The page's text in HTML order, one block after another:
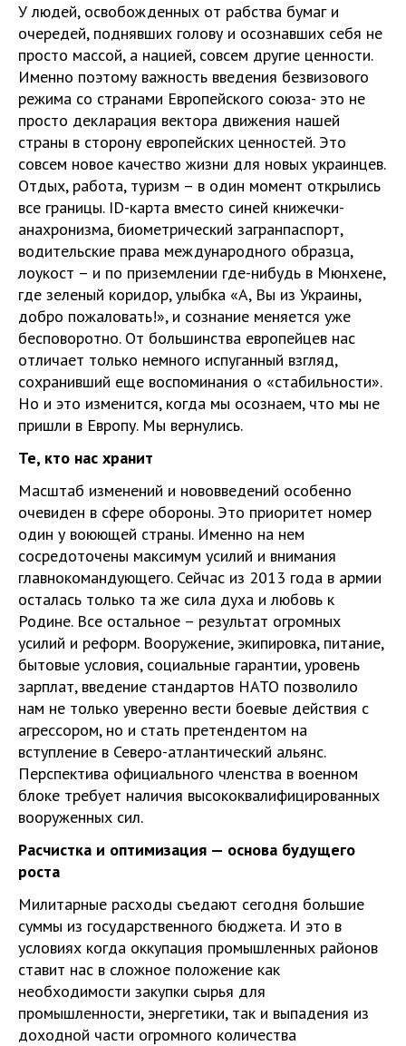
У людей, освобожденных от рабства бумаг и
очередей, поднявших голову и осознавших себя не
просто массой, а нацией, совсем другие ценности.
Именно поэтому важность введения безвизового
режима со странами Европейского союза- это не
просто декларация вектора движения нашей
страны в сторону европейских ценностей. Это
совсем новое качество жизни для новых украинцев.
Отдых, работа, туризм – в один момент открылись
все границы. ID-карта вместо синей книжечки-
анахронизма, биометрический загранпаспорт,
водительские права международного образца,
лоукост – и по приземлении где-нибудь в Мюнхене,
где зеленый коридор, улыбка «А, Вы из Украины,
добро пожаловать!», и сознание меняется уже
бесповоротно. От большинства европейцев нас
отличает только немного испуганный взгляд,
сохранивший еще воспоминания о «стабильности».
Но и это изменится, когда мы осознаем, что мы не
пришли в Европу. Мы вернулись.
Те, кто нас хранит
Масштаб изменений и нововведений особенно
очевиден в сфере обороны. Это приоритет номер
один у воюющей страны. Именно на нем
сосредоточены максимум усилий и внимания
главнокомандующего. Сейчас из 2013 года в армии
осталась только та же сила духа и любовь к
Родине. Все остальное – результат огромных
усилий и реформ. Вооружение, экипировка, питание,
бытовые условия, социальные гарантии, уровень
зарплат, введение стандартов НАТО позволило
нам не только уверенно вести боевые действия с
агрессором, но и стать претендентом на
вступление в Северо-атлантический альянс.
Перспектива официального членства в военном
блоке требует наличия высококвалифицированных
вооруженных сил.
Расчистка и оптимизация — основа будущего
роста
Милитарные расходы съедают сегодня большие
суммы из государственного бюджета. И это в
условиях когда оккупация промышленных районов
ставит нас в сложное положение как
необходимости закупки сырья для
промышленности, энергетики, так и выпадения из
доходной части огромного количества